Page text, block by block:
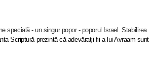
specială - un singur popor - poporul Israel. Stabilirea
Scriptură prezintă că adevăraţii fii a lui Avraam sunt